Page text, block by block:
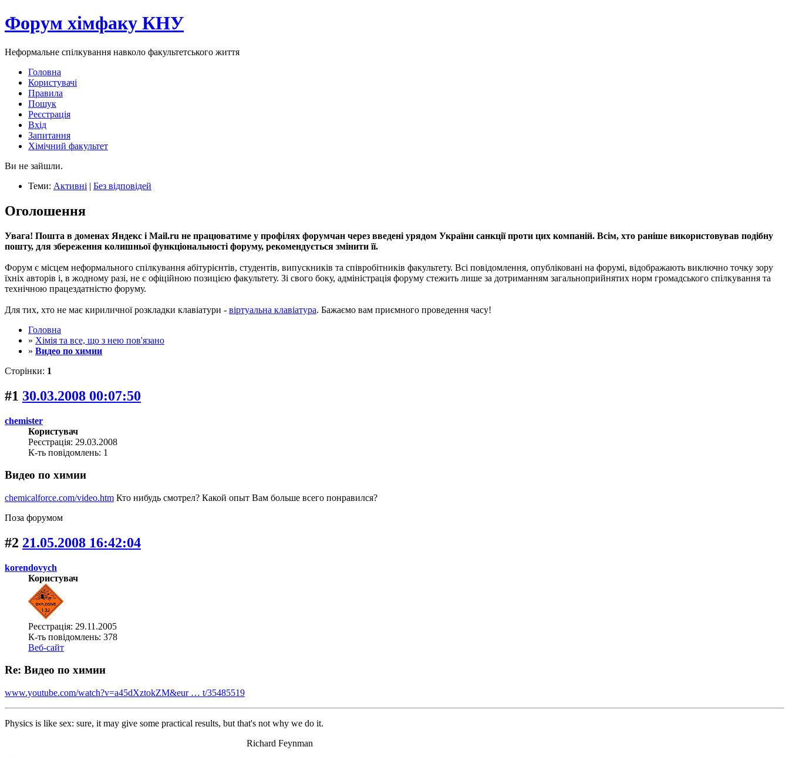
Форум хімфаку КНУ
Неформальне спілкування навколо факультетського життя
Головна
Користувачі
Правила
Пошук
Реєстрація
Вхід
Запитання
Хімічний факультет
Ви не зайшли.
Теми: Активні | Без відповідей
Оголошення
Увага! Пошта в доменах Яндекс і Mail.ru не працюватиме у профілях форумчан через введені урядом України санкції проти цих компаній. Всім, хто раніше використовував подібну
пошту, для збереження колишньої функціональності форуму, рекомендується змінити її.
Форум є місцем неформального спілкування абітурієнтів, студентів, випускників та співробітників факультету. Всі повідомлення, опубліковані на форумі, відображають виключно точку зору
їхніх авторів і, в жодному разі, не є офіційною позицією факультету. Зі свого боку, адміністрація форуму стежить лише за дотриманням загальноприйнятих норм громадського спілкування та
технічною працездатністю форуму.
Для тих, хто не має кириличної розкладки клавіатури - віртуальна клавіатура. Бажаємо вам приємного проведення часу!
Головна
» Хімія та все, що з нею пов'язано
» Видео по химии
Сторінки: 1
#1 30.03.2008 00:07:50
chemister
Користувач
Реєстрація: 29.03.2008
К-ть повідомлень: 1
Видео по химии
chemicalforce.com/video.htm Кто нибудь смотрел? Какой опыт Вам больше всего понравился?
Поза форумом
#2 21.05.2008 16:42:04
korendovych
Користувач
Реєстрація: 29.11.2005
К-ть повідомлень: 378
Веб-сайт
Re: Видео по химии
www.youtube.com/watch?v=a45dXztokZM&eur … t/35485519
Physics is like sex: sure, it may give some practical results, but that's not why we do it.
Richard Feynman